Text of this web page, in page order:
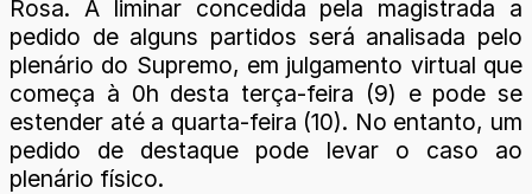
Rosa. A liminar concedida pela magistrada a
pedido de alguns partidos será analisada pelo
plenário do Supremo, em julgamento virtual que
começa à 0h desta terça-feira (9) e pode se
estender até a quarta-feira (10). No entanto, um
pedido de destaque pode levar o caso ao
plenário físico.